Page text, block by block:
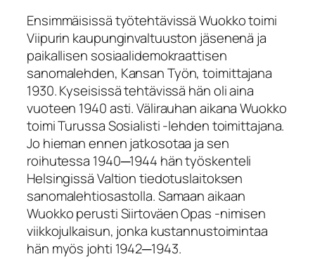
Ensimmäisissä työtehtävissä Wuokko toimi
Viipurin kaupunginvaltuuston jäsenenä ja
paikallisen sosiaalidemokraattisen
sanomalehden, Kansan Työn, toimittajana
1930. Kyseisissä tehtävissä hän oli aina
vuoteen 1940 asti. Välirauhan aikana Wuokko
toimi Turussa Sosialisti ‑lehden toimittajana.
Jo hieman ennen jatkosotaa ja sen
roihutessa 1940─1944 hän työskenteli
Helsingissä Valtion tiedotuslaitoksen
sanomalehtiosastolla. Samaan aikaan
Wuokko perusti Siirtoväen Opas ‑nimisen
viikkojulkaisun, jonka kustannustoimintaa
hän myös johti 1942─1943.